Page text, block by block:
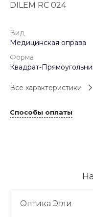
DILEM RC 024
Вид
Медицинская оправа
Форма
Квадрат-
Все характеристики
Способы оплаты
Оптика Этли